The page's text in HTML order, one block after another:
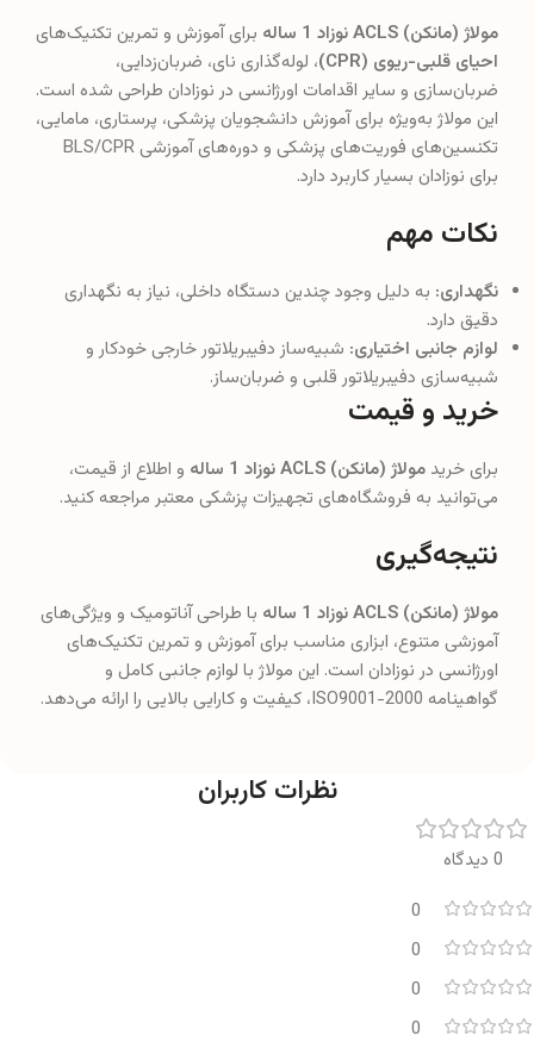
مولاژ (مانکن) ACLS نوزاد 1 ساله
برای آموزش و تمرین تکنیک‌های
احیای قلبی-ریوی (CPR)
، لوله‌گذاری نای، ضربان‌زدایی،
ضربان‌سازی و سایر اقدامات اورژانسی در نوزادان طراحی شده است.
این مولاژ به‌ویژه برای آموزش دانشجویان پزشکی، پرستاری، مامایی،
تکنسین‌های فوریت‌های پزشکی و دوره‌های آموزشی BLS/CPR
برای نوزادان بسیار کاربرد دارد.
نکات مهم
نگهداری: به دلیل وجود چندین دستگاه داخلی، نیاز به نگهداری
دقیق دارد.
لوازم جانبی اختیاری: شبیه‌ساز دفیبریلاتور خارجی خودکار و
شبیه‌سازی دفیبریلاتور قلبی و ضربان‌ساز.
خرید و قیمت
برای خرید مولاژ (مانکن) ACLS نوزاد 1 ساله
و اطلاع از قیمت،
می‌توانید به فروشگاه‌های تجهیزات پزشکی معتبر مراجعه کنید.
نتیجه‌گیری
مولاژ (مانکن) ACLS نوزاد 1 ساله
با طراحی آناتومیک و ویژگی‌های
آموزشی متنوع، ابزاری مناسب برای آموزش و تمرین تکنیک‌های
اورژانسی در نوزادان است. این مولاژ با لوازم جانبی کامل و
گواهینامه ISO9001-2000، کیفیت و کارایی بالایی را ارائه می‌دهد.
نظرات کاربران
0 دیدگاه
0
0
0
0